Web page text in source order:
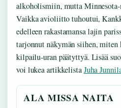
alkoholismiin, mutta
Vaikka avioliitto tuhoutui,
edelleen rakastamansa lajin
tarjonnut näkymän siihen,
kilpailu-uran päätyttyä. Lisää
voi lukea artikkelistaJuha
ALA MISSA NAITA